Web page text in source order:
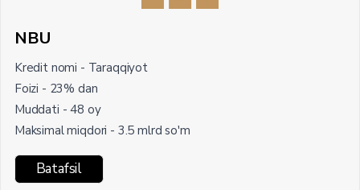
NBU
Kredit nomi - Taraqqiyot
Foizi - 23% dan
Muddati - 48 oy
Maksimal miqdori - 3.5 mlrd so'm
Batafsil